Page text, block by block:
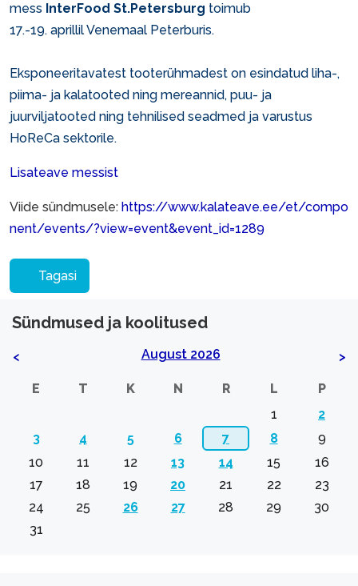
mess InterFood St.Petersburg toimub
17.-19. aprillil Venemaal Peterburis.
Eksponeeritavatest tooterühmadest on esindatud liha-,
piima- ja kalatooted ning mereannid, puu- ja
juurviljatooted ning tehnilised seadmed ja varustus
HoReCa sektorile.
Lisateave messist
Viide sündmusele: https://www.kalateave.ee/et/compo
nent/events/?view=event&event_id=1289
Tagasi
Sündmused ja koolitused
< August 2026 >
E T K N R L
P
1
2
3
4 5 6 7 8
9
10
11 12 13 14 15
16
17
18 19 20 21 22
23
24
25 26 27 28 29
30
31